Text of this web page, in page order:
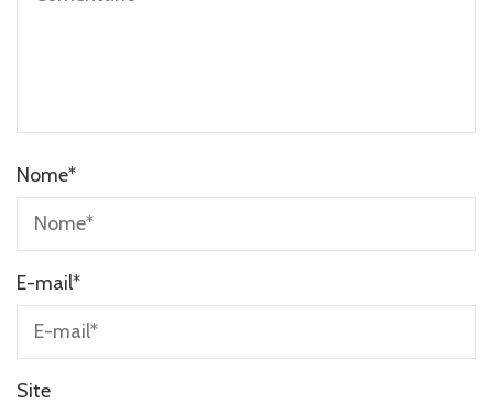
Nome*
E-mail*
Site